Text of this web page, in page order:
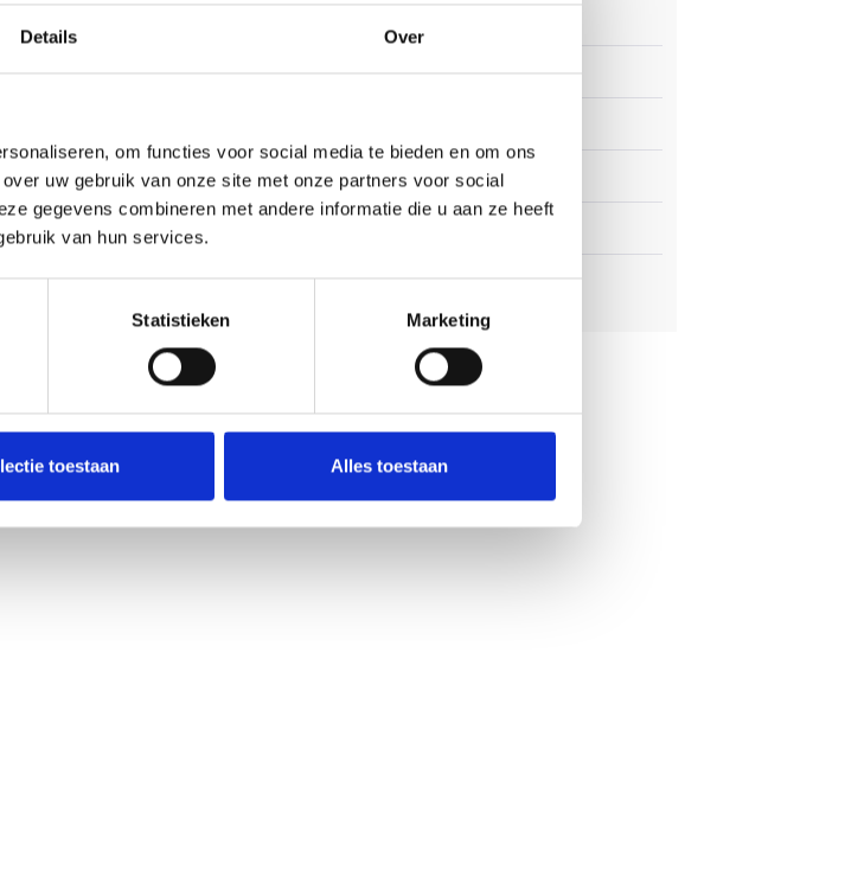
Details Over
om functies voor social media te bieden en om ons
uw gebruik van onze site met onze partners voor social
gegevens combineren met andere informatie die u aan ze heeft
van hun services.
Statistieken Marketing
toestaan Alles toestaan
UDI’19/Swiss Sense
. Natuurlijk zijn ook je
Pupillen
Veteranen
Business Club